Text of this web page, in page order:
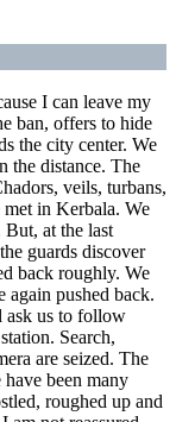
I can leave my
ban, offers to hide
the city center. We
the distance. The
veils, turbans,
in Kerbala. We
at the last
guards discover
back roughly. We
again pushed back.
ask us to follow
Search,
are seized. The
have been many
roughed up and